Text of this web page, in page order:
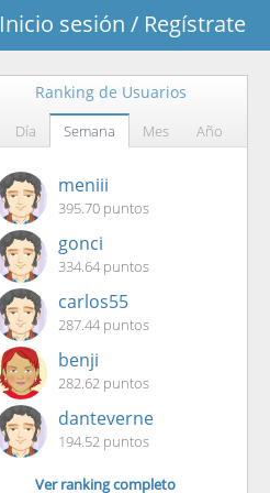
Inicio sesión / Regístrate
Ranking de Usuarios
Día Semana Mes Año
meniii
395.70 puntos
gonci
334.64 puntos
carlos55
287.44 puntos
benji
282.62 puntos
danteverne
194.52 puntos
Ver ranking completo